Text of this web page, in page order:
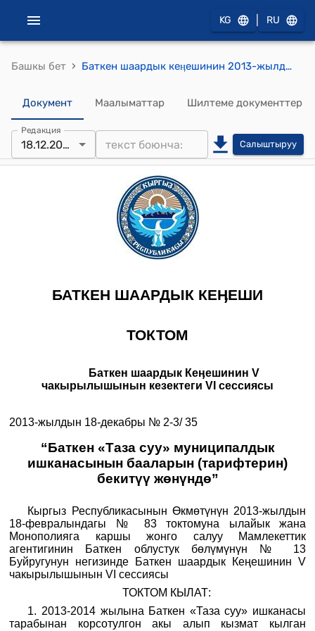
KG RU
Башкы бет › Баткен шаардык кеӊешинин 2013-жылдын 18-декабрындагы № 2-3/ 35 “Баткен «Таза суу» муниципалдык ишканасынын бааларын (тарифтерин) бекитүү жөнүндө” токтому
Документ Маалыматтар Шилтеме документтер
Редакция
18.12.2013 Салыштыруу